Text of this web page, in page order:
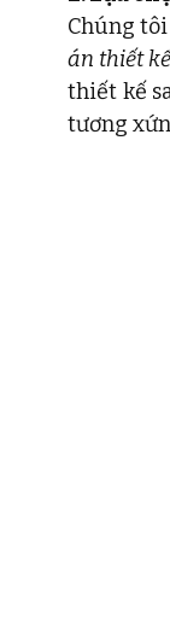
Chúng
án thiết
thiết kế
tương